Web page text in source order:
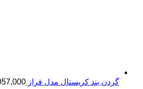
گردن بند کریستال مدل فراز